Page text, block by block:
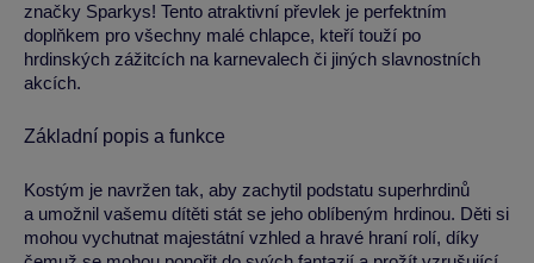
značky Sparkys! Tento atraktivní převlek je perfektním
doplňkem pro všechny malé chlapce, kteří touží po
hrdinských zážitcích na karnevalech či jiných slavnostních
akcích.
Základní popis a funkce
Kostým je navržen tak, aby zachytil podstatu superhrdinů
a umožnil vašemu dítěti stát se jeho oblíbeným hrdinou. Děti si
mohou vychutnat majestátní vzhled a hravé hraní rolí, díky